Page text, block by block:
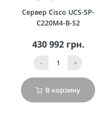
Сервер Cisco UCS-SP-
C220M4-B-S2
430 992 грн.
- +
В корзину